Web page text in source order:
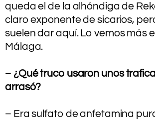
queda el de la alhóndiga de
claro exponente de sicarios,
suelen dar aquí. Lo vemos más
Málaga.
– ¿Qué truco usaron unos
arrasó?
– Era sulfato de anfetamina